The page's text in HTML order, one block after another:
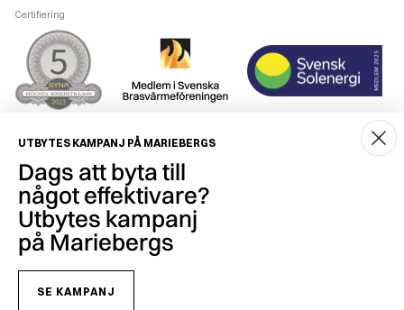
Certifiering
Smidig betalning
UTBYTES KAMPANJ PÅ MARIEBERGS
Dags att byta till
något effektivare?
Utbytes kampanj
på Mariebergs
SE KAMPANJ